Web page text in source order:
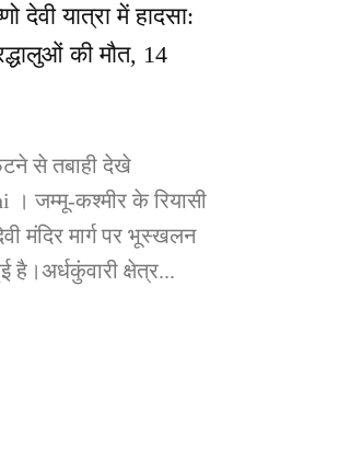
देवी यात्रा में हादसा:
की मौत, 14
से तबाही देखे
। जम्मू-कश्मीर के रियासी
मंदिर मार्ग पर भूस्खलन
है।अर्धकुंवारी क्षेत्र...